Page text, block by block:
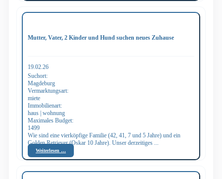
Mutter, Vater, 2 Kinder und Hund suchen neues Zuhause
19.02.26
Suchort:
Magdeburg
Vermarktungsart:
miete
Immobilienart:
haus | wohnung
Maximales Budget:
1499
Wie sind eine vierköpfige Familie (42, 41, 7 und 5 Jahre) und ein
Golden Retriever (Oskar 10 Jahre). Unser derzeitiges ...
Weiterlesen …